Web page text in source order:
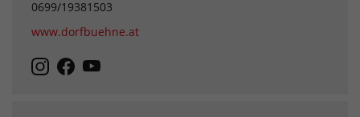
0699/19381503
www.dorfbuehne.at